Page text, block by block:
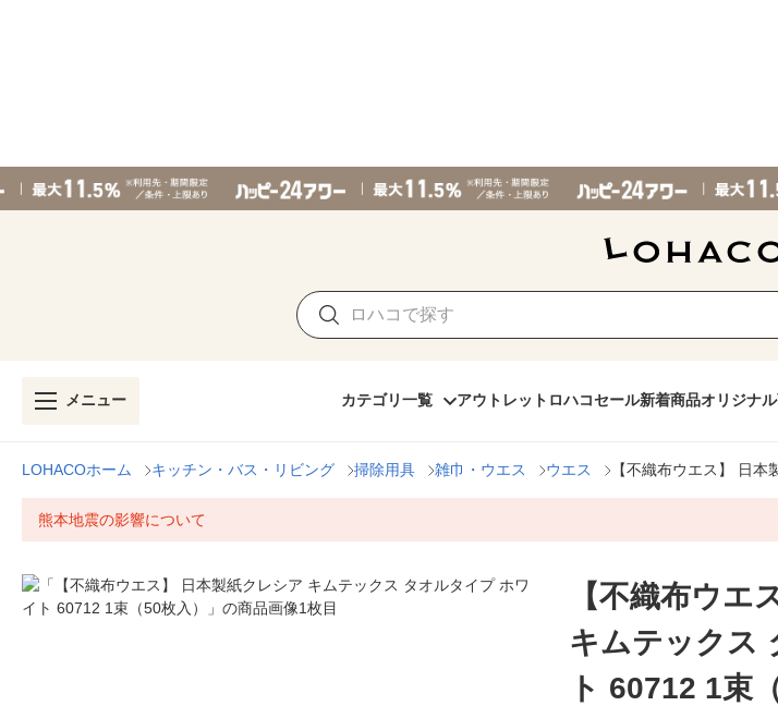
メニュー カテゴリ一覧 アウトレット ロハコセール新着商品オリジナ
LOHACOホーム キッチン・バス・リビング 掃除用具 雑巾・ウエス ウエス 【不織布ウエス】 日
熊本地震の影響について
【不織布ウエ
キムテックス
ト 60712 1束